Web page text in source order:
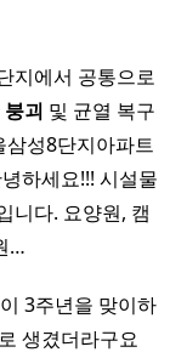
지에서 공통으로
붕괴 및 균열 복구
성8단지아파트
하세요!!! 시설물
니다. 요양원, 캠
…
3주년을 맞이하
생겼더라구요